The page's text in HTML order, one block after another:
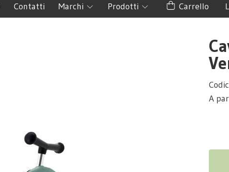
Contatti Marchi Prodotti Carrello
A